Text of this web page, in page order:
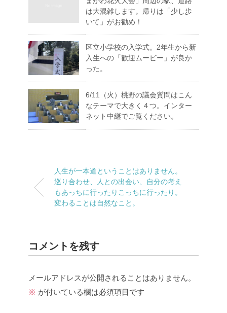
は大混雑します。帰りは「少し歩
いて」がお勧め！
区立小学校の入学式。2年生から新
入生への「歓迎ムービー」が良か
った。
6/11（火）桃野の議会質問はこん
なテーマで大きく４つ。インター
ネット中継でご覧ください。
人生が一本道ということはありません。
巡り合わせ、人との出会い、自分の考え
もあっちに行ったりこっちに行ったり。
変わることは自然なこと。
コメントを残す
メールアドレスが公開されることはありません。
※ が付いている欄は必須項目です